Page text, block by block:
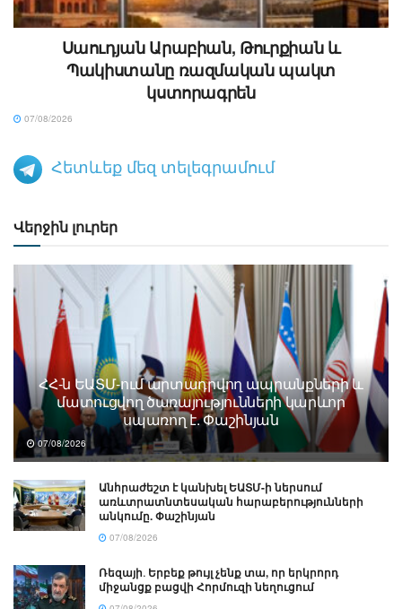
Սաուդյան Արաբիան, Թուրքիան և
Պակիստանը ռազմական պակտ
կստորագրեն
07/08/2026
Հետևեք մեզ տելեգրամում
Վերջին լուրեր
ՀՀ-ն ԵԱՏՄ-ում արտադրվող ապրանքների և
մատուցվող ծառայությունների կարևոր
սպառող է. Փաշինյան
07/08/2026
Անհրաժեշտ է կանխել ԵԱՏՄ-ի ներսում
առևտրատնտեսական հարաբերությունների
անկումը. Փաշինյան
07/08/2026
Ռեզայի․ Երբեք թույլ չենք տա, որ երկրորդ
միջանցք բացվի Հորմուզի նեղուցում